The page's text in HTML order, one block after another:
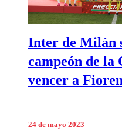
Inter de Milán
campeón de la
vencer a
24 de mayo 2023